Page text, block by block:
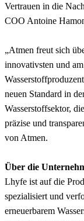
Vertrauen in die
COO Antoine
„Atmen freut sich
innovativsten und
neuen Standard in
Wasserstoffsektor,
präzise und
von Atmen.
Über die
Lhyfe ist auf die
spezialisiert und
erneuerbarem